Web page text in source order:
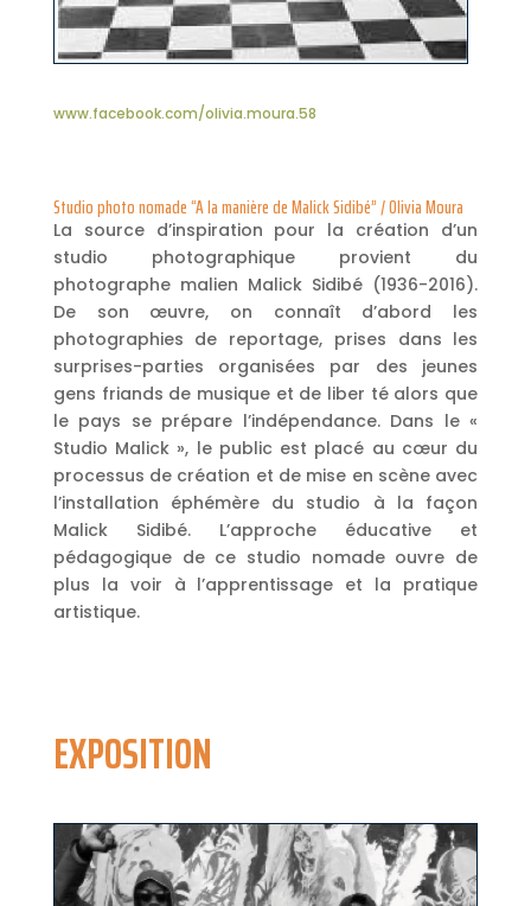
www.facebook.com/olivia.moura.58
Studio photo nomade “A la manière de Malick Sidibé” / Olivia Moura
La source d’inspiration pour la création d’un
studio photographique provient du
photographe malien Malick Sidibé (1936-2016).
De son œuvre, on connaît d’abord les
photographies de reportage, prises dans les
surprises-parties organisées par des jeunes
gens friands de musique et de liber té alors que
le pays se prépare l’indépendance. Dans le «
Studio Malick », le public est placé au cœur du
processus de création et de mise en scène avec
l’installation éphémère du studio à la façon
Malick Sidibé. L’approche éducative et
pédagogique de ce studio nomade ouvre de
plus la voir à l’apprentissage et la pratique
artistique.
EXPOSITION